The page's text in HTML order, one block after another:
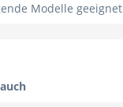
Modelle geeignet